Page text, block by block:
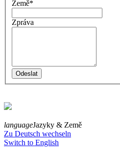
Země*
Zpráva
languageJazyky & Země
Zu Deutsch wechseln
Switch to English